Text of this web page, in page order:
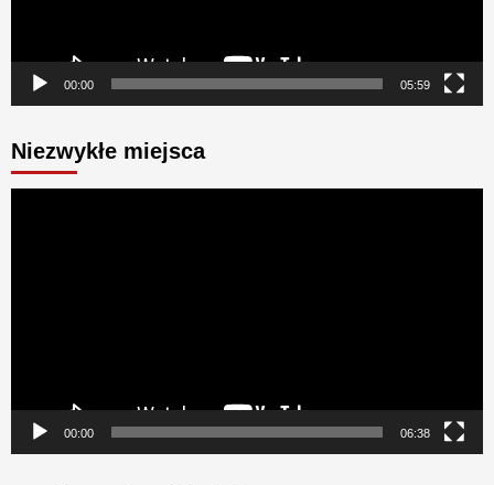
00:00 05:59
Niezwykłe miejsca
00:00 06:38